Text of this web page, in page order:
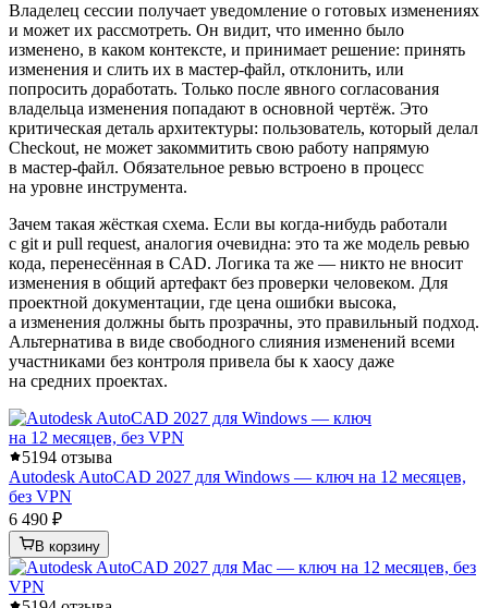
Владелец сессии получает уведомление о готовых изменениях
и может их рассмотреть. Он видит, что именно было
изменено, в каком контексте, и принимает решение: принять
изменения и слить их в мастер-файл, отклонить, или
попросить доработать. Только после явного согласования
владельца изменения попадают в основной чертёж. Это
критическая деталь архитектуры: пользователь, который делал
Checkout, не может закоммитить свою работу напрямую
в мастер-файл. Обязательное ревью встроено в процесс
на уровне инструмента.
Зачем такая жёсткая схема. Если вы когда-нибудь работали
с git и pull request, аналогия очевидна: это та же модель ревью
кода, перенесённая в CAD. Логика та же — никто не вносит
изменения в общий артефакт без проверки человеком. Для
проектной документации, где цена ошибки высока,
а изменения должны быть прозрачны, это правильный подход.
Альтернатива в виде свободного слияния изменений всеми
участниками без контроля привела бы к хаосу даже
на средних проектах.
5194 отзыва
Autodesk AutoCAD 2027 для Windows — ключ на 12 месяцев,
без VPN
6 490 ₽
В корзину